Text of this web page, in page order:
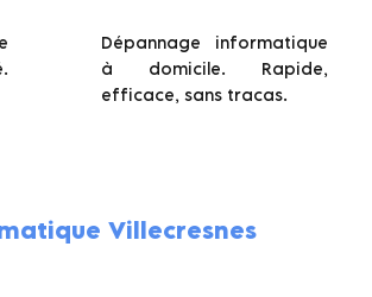
Dépannage informatique
à domicile. Rapide,
efficace, sans tracas.
Villecresnes